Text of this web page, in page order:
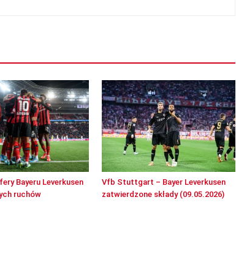
Bayeru Leverkusen
ruchów
Vfb Stuttgart – Bayer Leverkusen
zatwierdzone składy (09.05.2026)